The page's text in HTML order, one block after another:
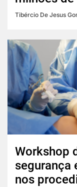
Tibércio De Jesus
Workshop
segurança
nos